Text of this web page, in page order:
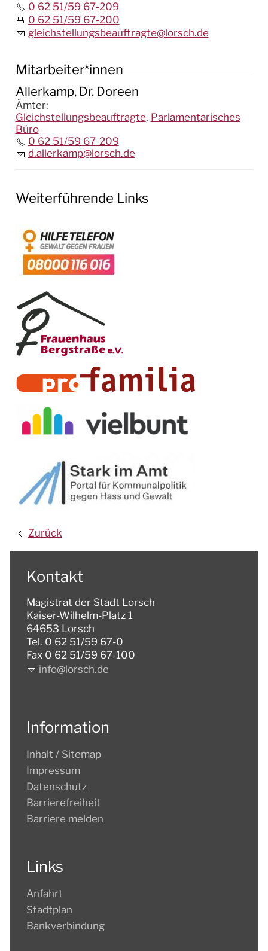
0 62 51/59 67-209
0 62 51/59 67-200
gleichstellungsbeauftragte@lorsch.de
Mitarbeiter*innen
Allerkamp, Dr. Doreen
Ämter:
Gleichstellungsbeauftragte, Parlamentarisches
Büro
0 62 51/59 67-209
d.allerkamp@lorsch.de
Weiterführende Links
Zurück
Kontakt
Magistrat der Stadt Lorsch
Kaiser-Wilhelm-Platz 1
64653 Lorsch
Tel. 0 62 51/59 67-0
Fax 0 62 51/59 67-100
nf
l rsch d
Information
Inhalt / Sitemap
Impressum
Datenschutz
Barrierefreiheit
Barriere melden
Links
Anfahrt
Stadtplan
Bankverbindung